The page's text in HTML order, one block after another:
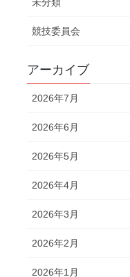
競技委員会
アーカイブ
2026年7月
2026年6月
2026年5月
2026年4月
2026年3月
2026年2月
2026年1月